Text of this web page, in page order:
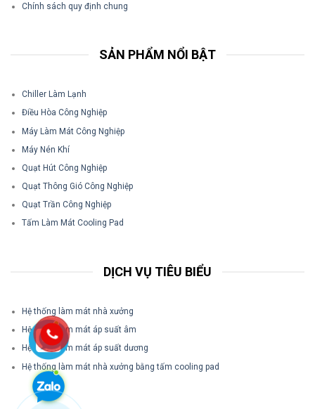
Chính sách quy định chung
SẢN PHẨM NỔI BẬT
Chiller Làm Lạnh
Điều Hòa Công Nghiệp
Máy Làm Mát Công Nghiệp
Máy Nén Khí
Quạt Hút Công Nghiệp
Quạt Thông Gió Công Nghiệp
Quạt Trần Công Nghiệp
Tấm Làm Mát Cooling Pad
DỊCH VỤ TIÊU BIỂU
Hệ thống làm mát nhà xưởng
Hệ thống làm mát áp suất âm
Hệ thống làm mát áp suất dương
Hệ thống làm mát nhà xưởng bằng tấm cooling pad